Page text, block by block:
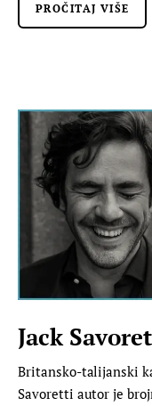
PROČITAJ VIŠE
Jack
Britansko-talijanski
Savoretti autor je